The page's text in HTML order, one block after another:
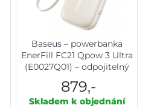
Baseus – powerbanka
EnerFill FC21 Qpow 3 Ultra
(E0027Q01) – odpojitelný
USB, USB-C – Natural
Titanium
879,-
Skladem k objednání